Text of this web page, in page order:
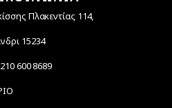
Πλακεντίας 114,
15234
600 8689